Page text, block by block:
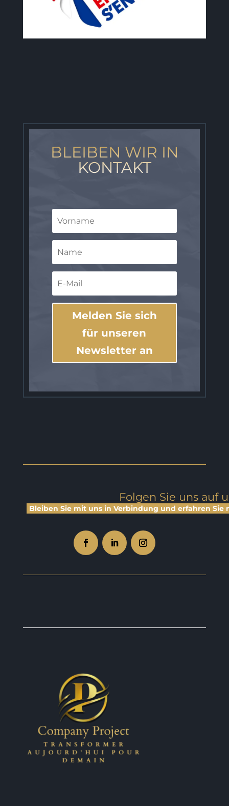
BLEIBEN WIR IN
KONTAKT
Melden Sie sich
für unseren
Newsletter an
Folgen Sie uns auf
Bleiben Sie mit uns in Verbindung und erfahren